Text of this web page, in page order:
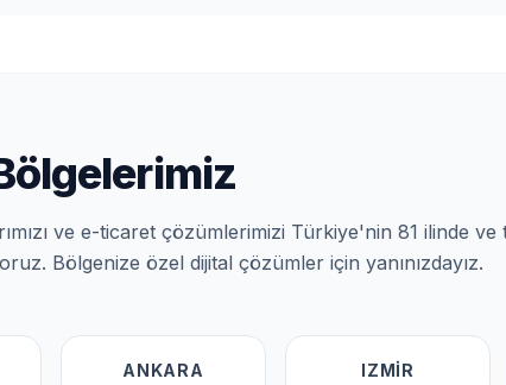
ve e-ticaret çözümlerimizi Türkiye'nin 81 ilinde
Bölgenize özel dijital çözümler için yanınızdayız.
ANKARA IZMIR